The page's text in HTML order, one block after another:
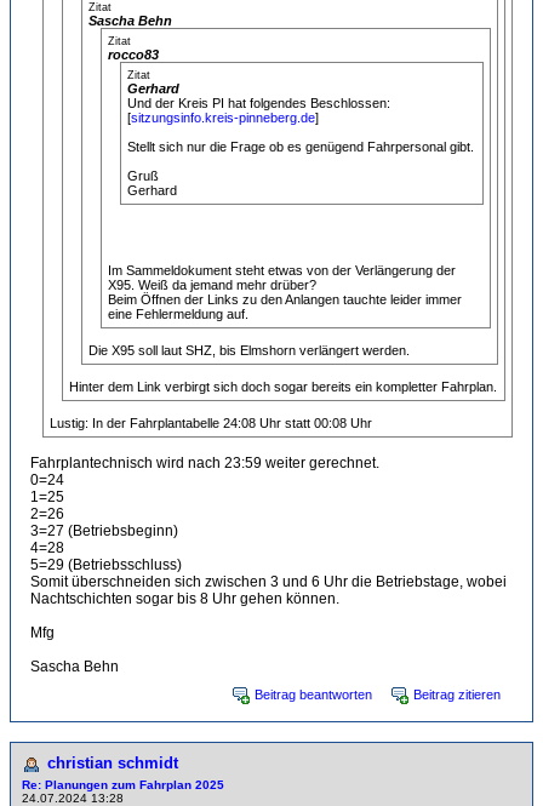
Zitat
Sascha Behn
Zitat
rocco83
Zitat
Gerhard
Und der Kreis PI hat folgendes Beschlossen:
[sitzungsinfo.kreis-pinneberg.de]
Stellt sich nur die Frage ob es genügend Fahrpersonal gibt.
Gruß
Gerhard
Im Sammeldokument steht etwas von der Verlängerung der
X95. Weiß da jemand mehr drüber?
Beim Öffnen der Links zu den Anlangen tauchte leider immer
eine Fehlermeldung auf.
Die X95 soll laut SHZ, bis Elmshorn verlängert werden.
Hinter dem Link verbirgt sich doch sogar bereits ein kompletter Fahrplan.
Lustig: In der Fahrplantabelle 24:08 Uhr statt 00:08 Uhr
Fahrplantechnisch wird nach 23:59 weiter gerechnet.
0=24
1=25
2=26
3=27 (Betriebsbeginn)
4=28
5=29 (Betriebsschluss)
Somit überschneiden sich zwischen 3 und 6 Uhr die Betriebstage, wobei
Nachtschichten sogar bis 8 Uhr gehen können.
Mfg
Sascha Behn
Beitrag beantworten Beitrag zitieren
christian schmidt
Re: Planungen zum Fahrplan 2025
24.07.2024 13:28